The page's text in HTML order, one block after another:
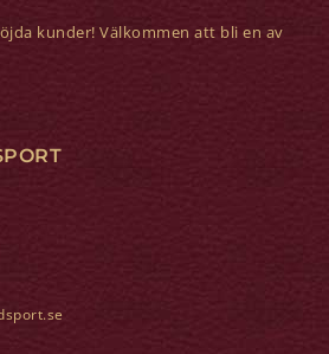
kunder! Välkommen att bli en av